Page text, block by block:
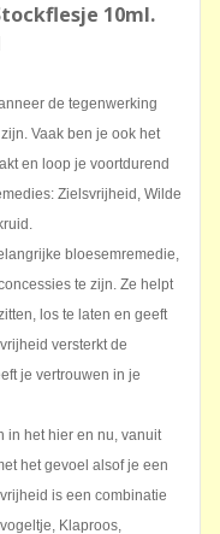
10ml.
de tegenwerking
Vaak ben je ook het
en loop je voortdurend
Zielsvrijheid, Wilde
bloesemremedie,
te zijn. Ze helpt
los te laten en geeft
versterkt de
je vertrouwen in je
in het hier en nu, vanuit
het gevoel alsof je een
is een combinatie
Klaproos,